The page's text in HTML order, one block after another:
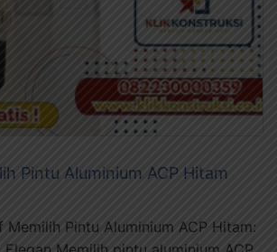
Pintu Aluminium ACP Hitam
Memilih Pintu Aluminium ACP Hitam: